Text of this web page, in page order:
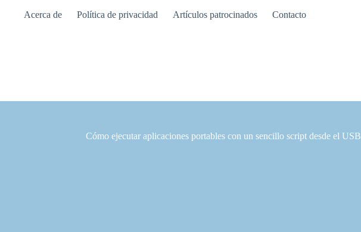
Acerca de Política de privacidad Artículos patrocinados Contacto
Cómo ejecutar aplicaciones portables con un sencillo script desde el USB